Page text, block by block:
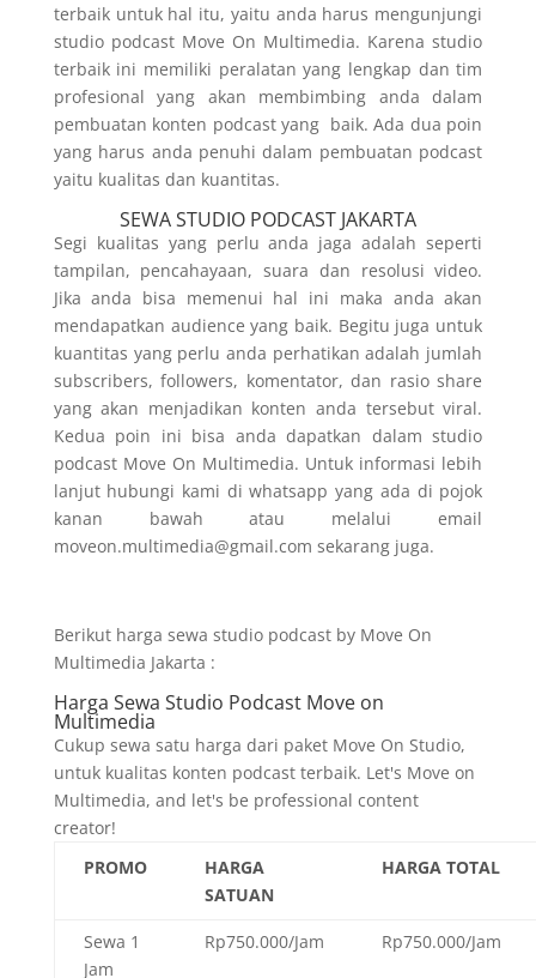
terbaik untuk hal itu, yaitu anda harus mengunjungi
studio podcast Move On Multimedia. Karena studio
terbaik ini memiliki peralatan yang lengkap dan tim
profesional yang akan membimbing anda dalam
pembuatan konten podcast yang baik. Ada dua poin
yang harus anda penuhi dalam pembuatan podcast
yaitu kualitas dan kuantitas.
SEWA STUDIO PODCAST JAKARTA
Segi kualitas yang perlu anda jaga adalah seperti
tampilan, pencahayaan, suara dan resolusi video.
Jika anda bisa memenui hal ini maka anda akan
mendapatkan audience yang baik. Begitu juga untuk
kuantitas yang perlu anda perhatikan adalah jumlah
subscribers, followers, komentator, dan rasio share
yang akan menjadikan konten anda tersebut viral.
Kedua poin ini bisa anda dapatkan dalam studio
podcast Move On Multimedia. Untuk informasi lebih
lanjut hubungi kami di whatsapp yang ada di pojok
kanan bawah atau melalui email
moveon.multimedia@gmail.com sekarang juga.
Berikut harga sewa studio podcast by Move On
Multimedia Jakarta :
Harga Sewa Studio Podcast Move on
Multimedia
Cukup sewa satu harga dari paket Move On Studio,
untuk kualitas konten podcast terbaik. Let's Move on
Multimedia, and let's be professional content
creator!
PROMO
HARGA
SATUAN
HARGA TOTAL
Sewa 1
Jam
Rp750.000/Jam Rp750.000/Jam